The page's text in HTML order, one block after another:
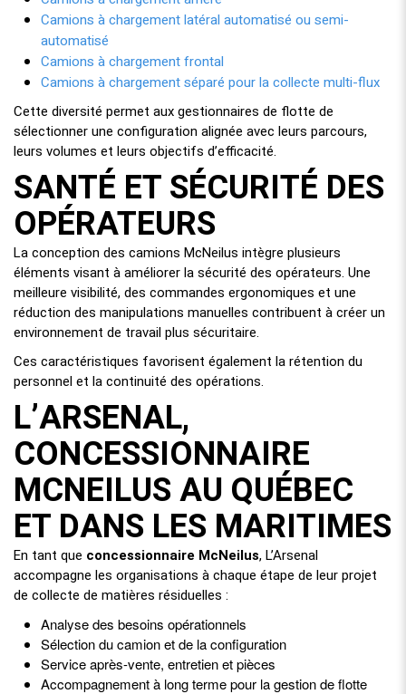
Camions à chargement latéral automatisé ou semi-
automatisé
Camions à chargement frontal
Camions à chargement séparé pour la collecte multi-flux
Cette diversité permet aux gestionnaires de flotte de
sélectionner une configuration alignée avec leurs parcours,
leurs volumes et leurs objectifs d’efficacité.
SANTÉ ET SÉCURITÉ DES
OPÉRATEURS
La conception des camions McNeilus intègre plusieurs
éléments visant à améliorer la sécurité des opérateurs. Une
meilleure visibilité, des commandes ergonomiques et une
réduction des manipulations manuelles contribuent à créer un
environnement de travail plus sécuritaire.
Ces caractéristiques favorisent également la rétention du
personnel et la continuité des opérations.
L’ARSENAL,
CONCESSIONNAIRE
MCNEILUS AU QUÉBEC
ET DANS LES MARITIMES
En tant que concessionnaire McNeilus, L’Arsenal
accompagne les organisations à chaque étape de leur projet
de collecte de matières résiduelles :
Analyse des besoins opérationnels
Sélection du camion et de la configuration
Service après-vente, entretien et pièces
Accompagnement à long terme pour la gestion de flotte